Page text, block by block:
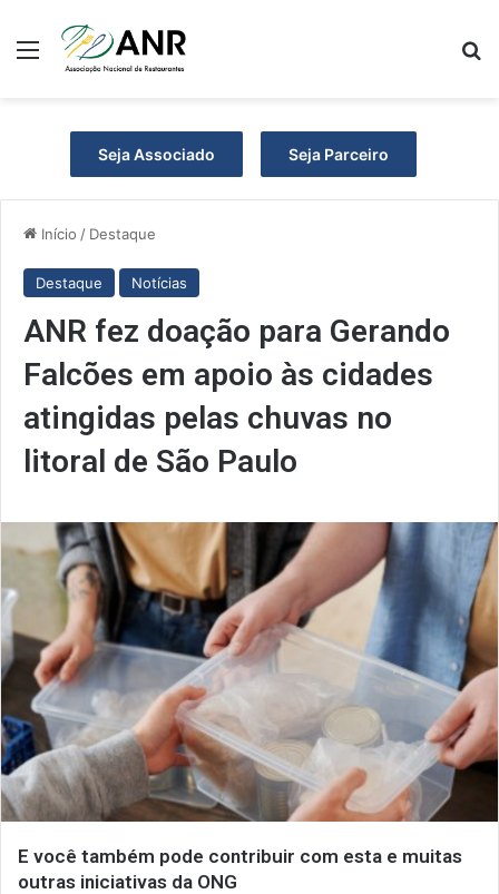
Menu
Seja Associado Seja Parceiro
Início / Destaque
Destaque Notícias
ANR fez doação para Gerando
Falcões em apoio às cidades
atingidas pelas chuvas no
litoral de São Paulo
E você também pode contribuir com esta e muitas
outras iniciativas da ONG